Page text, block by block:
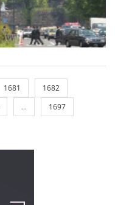
1681
1682
...
1697